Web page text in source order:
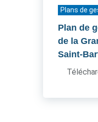
Plans de
Plan de
de la
Saint-